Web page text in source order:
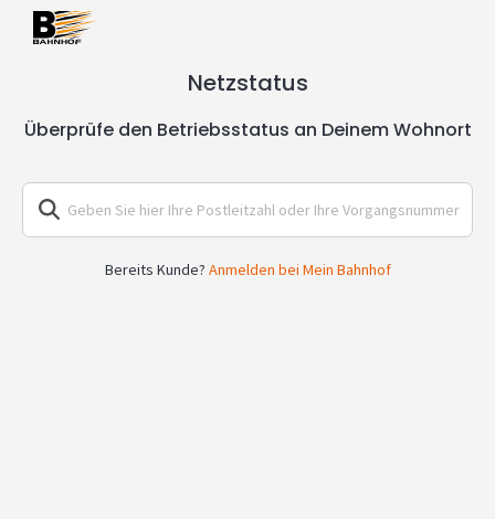
Netzstatus
Überprüfe den Betriebsstatus an Deinem Wohnort
Bereits Kunde? Anmelden bei Mein Bahnhof